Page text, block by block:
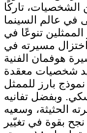
تاركًا
تنوعًا في
اختزال مسيرته في
هوفمان الفنية
شخصيات معقدة
بارز للممثل
وبفضل تفانيه
الحثيثة، وسعيه
بقوة في تغيّير